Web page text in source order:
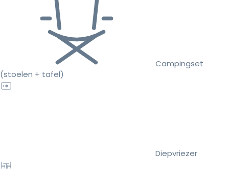
Campingset
(stoelen + tafel)
Diepvriezer